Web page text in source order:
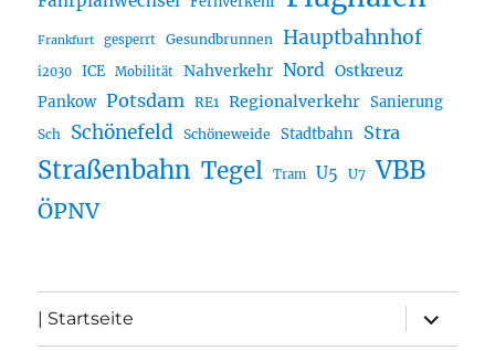
Frankfurt gesperrt Gesundbrunnen Hauptbahnhof
i2030 ICE Mobilität Nahverkehr Nord Ostkreuz
Pankow Potsdam RE1 Regionalverkehr Sanierung
Sch Schönefeld Schöneweide Stadtbahn Stra
Straßenbahn Tegel Tram U5 U7 VBB
ÖPNV
| Startseite
öffnen